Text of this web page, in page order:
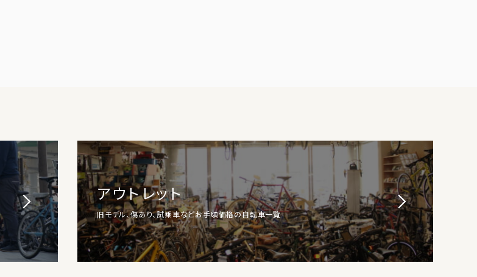
アウトレット
旧モデル、傷あり、試乗車などお手頃価格の自転車一覧